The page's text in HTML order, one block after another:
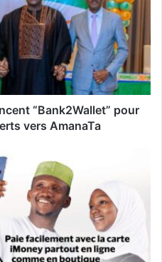
“Bank2Wallet” pour
vers AmanaTa